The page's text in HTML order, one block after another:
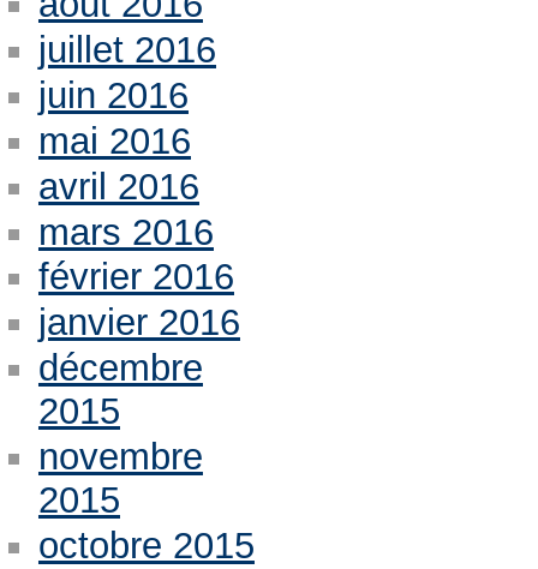
juillet 2016
juin 2016
mai 2016
avril 2016
mars 2016
février 2016
janvier 2016
décembre
2015
novembre
2015
octobre 2015